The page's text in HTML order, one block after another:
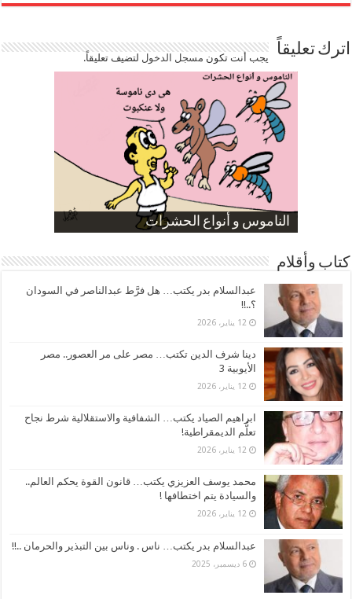
اترك تعليقاً يجب أنت تكون مسجل الدخوللتضيف تعليقاً.
الناموس و أنواع الحشرات
الموظفين بعد ارتفاع الأسعار
ارتفاع نسبة الطلاق في مصر
صورة كاركاتيرية
صورة كاركاتيرية
كتاب وأقلام
عبدالسلام بدر يكتب… هل فرَّط عبدالناصر في السودان
؟..!!
12 يناير، 2026
دينا شرف الدين تكتب… مصر على مر العصور.. مصر
الأيوبية 3
12 يناير، 2026
ابراهيم الصياد يكتب… الشفافية والاستقلالية شرط نجاح
تعلُّم الديمقراطية!
12 يناير، 2026
محمد يوسف العزيزي يكتب… قانون القوة يحكم العالم..
والسيادة يتم اختطافها !
12 يناير، 2026
عبدالسلام بدر يكتب… ناس . وناس بين التبذير والحرمان ..!!
6 ديسمبر، 2025